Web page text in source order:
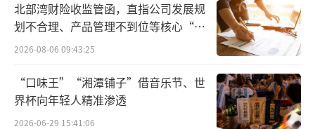
昭衍新药上市之初，香塘集团凭借合计17.
18%的持股量位列公司第二大股东。时至今
日，“香塘系”人马经过多次减持，累计套现
金额已超33亿元。
北部湾财险收监管函，直指公司发展规
划不合理、产品管理不到位等核心“痛
点”
2026-08-06 09:43:25
“口味王”“湘潭铺子”借音乐节、世
界杯向年轻人精准渗透
2026-06-29 15:41:06